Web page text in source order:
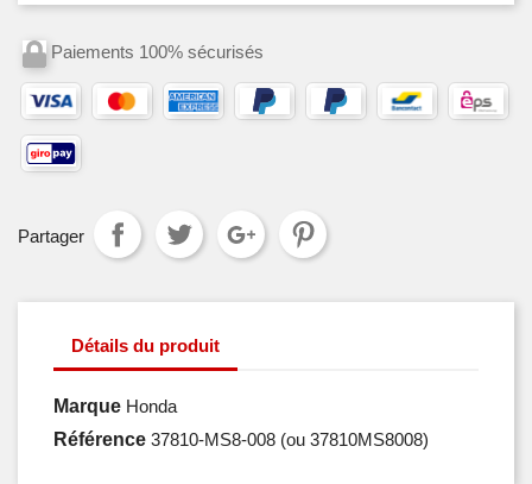
Paiements 100% sécurisés
Partager
Détails du produit
Marque Honda
Référence 37810-MS8-008 (ou 37810MS8008)